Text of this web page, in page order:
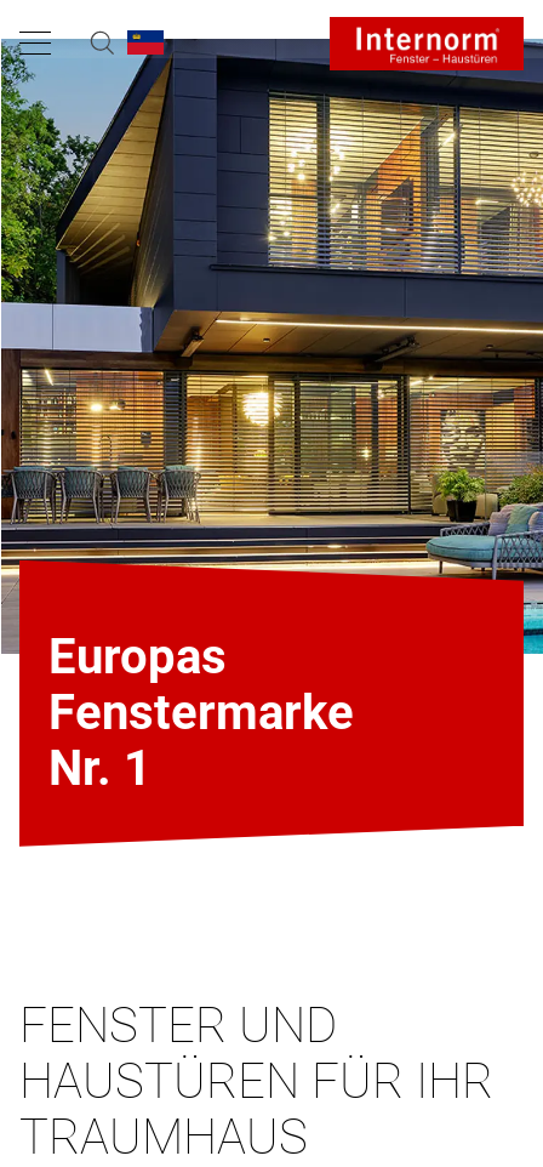
Europas
Fenstermarke
Nr. 1
FENSTER UND
HAUSTÜREN FÜR IHR
TRAUMHAUS